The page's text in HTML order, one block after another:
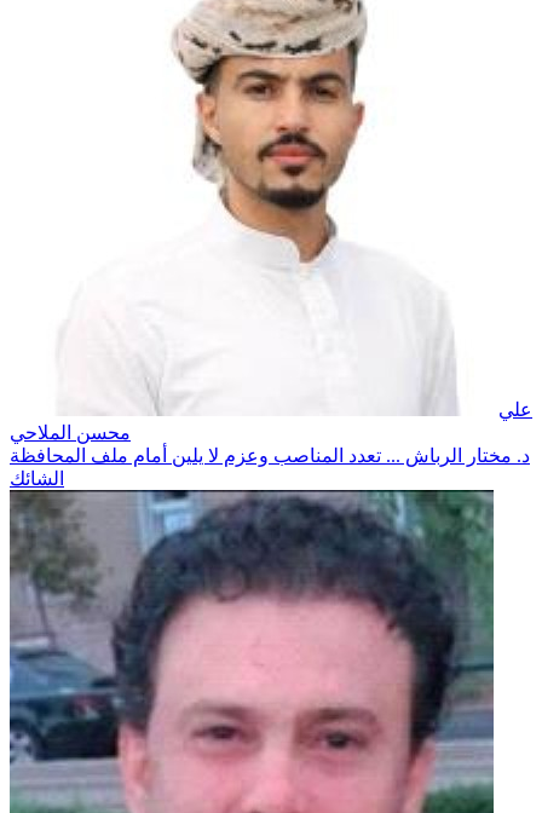
علي
محسن الملاحي
د. مختار الرباش ... تعدد المناصب وعزم لا يلين أمام ملف المحافظة
الشائك